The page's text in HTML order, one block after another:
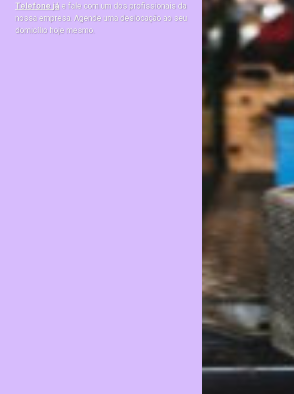
Telefone já e fale com um dos profissionais da
nossa empresa. Agende uma deslocação ao seu
domicílio hoje mesmo.